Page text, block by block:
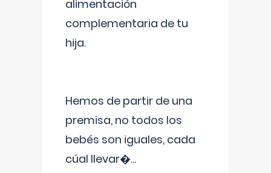
alimentación
complementaria de tu
hija.
Hemos de partir de una
premisa, no todos los
bebés son iguales, cada
cúal llevar�...